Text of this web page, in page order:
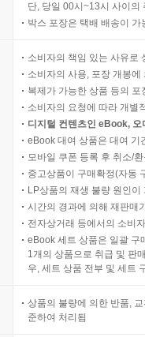
단, 당일 00시~13시 사이의
박스 포장은 택배 배송이
소비자의 책임 있는 사유로
소비자의 사용, 포장 개봉
복제가 가능한 상품 등의
소비자의 요청에 따라 개별
디지털 컨텐츠인 eBook,
eBook 대여 상품은 대여 기
모바일 쿠폰 등록 후 취소/
중고상품이 구매확정(자동
LP상품의 재생 불량 원인
시간의 경과에 의해 재판매
전자상거래 등에서의 소비
eBook 세트 상품은 일괄 구
1개의 상품으로 취급 및 판
우, 세트 상품 전부 및 세트
상품의 불량에 의한 반품,
준하여 처리됨